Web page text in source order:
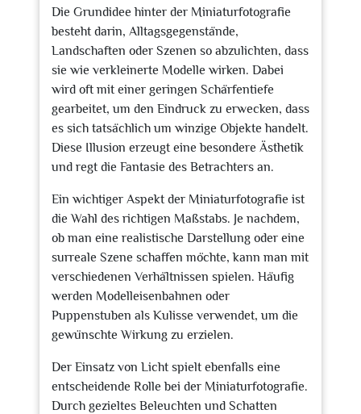
Die Grundidee hinter der Miniaturfotografie
besteht darin, Alltagsgegenstände,
Landschaften oder Szenen so abzulichten, dass
sie wie verkleinerte Modelle wirken. Dabei
wird oft mit einer geringen Schärfentiefe
gearbeitet, um den Eindruck zu erwecken, dass
es sich tatsächlich um winzige Objekte handelt.
Diese Illusion erzeugt eine besondere Ästhetik
und regt die Fantasie des Betrachters an.
Ein wichtiger Aspekt der Miniaturfotografie ist
die Wahl des richtigen Maßstabs. Je nachdem,
ob man eine realistische Darstellung oder eine
surreale Szene schaffen möchte, kann man mit
verschiedenen Verhältnissen spielen. Häufig
werden Modelleisenbahnen oder
Puppenstuben als Kulisse verwendet, um die
gewünschte Wirkung zu erzielen.
Der Einsatz von Licht spielt ebenfalls eine
entscheidende Rolle bei der Miniaturfotografie.
Durch gezieltes Beleuchten und Schatten